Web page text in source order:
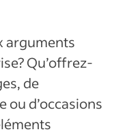
arguments
Qu’offrez-
de
ou d’occasions